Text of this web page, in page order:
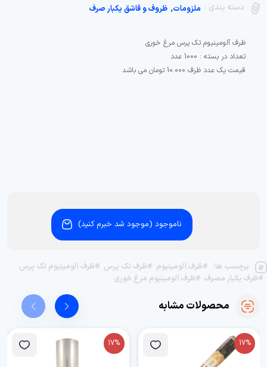
دسته بندی : ملزومات, ظروف و قاشق یکبار صرف
قیمت یک عدد ظرف 10.000 تومان می باشد
ناموجود (موجود شد خبرم کنید)
برچسب ها: #ظرف آلومینیوم #ظرف تک پرس #ظرف آلومینیوم تک پرس
#ظرف یکبار مصرف #ظرف آلومینیوم مرغ خوری
محصولات مشابه
17%
17%